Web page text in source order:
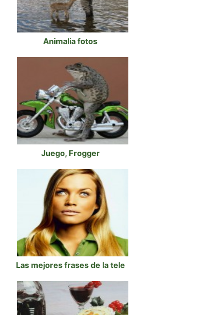
Animalia fotos
Juego, Frogger
Las mejores frases de la tele